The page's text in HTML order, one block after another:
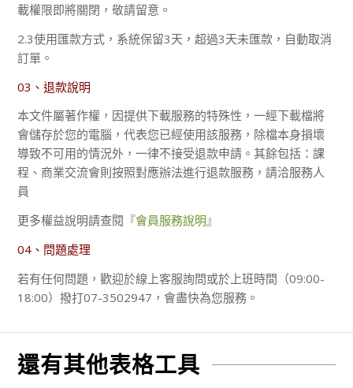
載權限即將關閉，敬請留意。
2.3使用匯款方式，系統保留3天，超過3天未匯款，自動取消
訂單。
03、退款說明
本文件屬著作權，因提供下載服務的特殊性，一經下載檔將
會儲存於您的電腦，代表您已經使用該服務，除檔本身損壞
導致不可用的情況外，一律不接受退款申請。其餘包括：課
程、商業交流會則按照對應辦法進行退款服務，請洽服務人
員
更多權益說明請查閱『會員服務說明』
04、問題處理
若有任何問題，歡迎於線上客服詢問或於上班時間（09:00-
18:00）撥打07-3502947，會盡快為您服務。
還有其他表格工具